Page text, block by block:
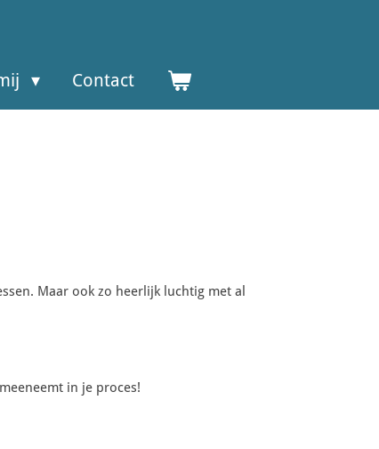
Contact
Maar ook zo heerlijk luchtig met al
in je proces!